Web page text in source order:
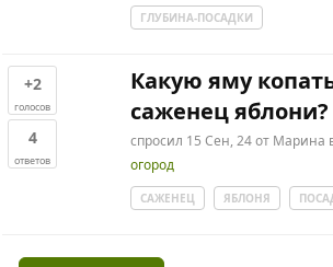
ГЛУБИНА-ПОСАДКИ
+2
голосов
4
ответов
Какую яму
саженец яблони?
спросил 15 Сен, 24 от Марина
огород
САЖЕНЕЦ ЯБЛОНЯ